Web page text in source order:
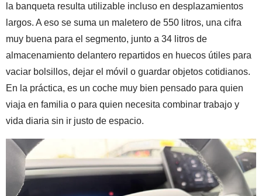
la banqueta resulta utilizable incluso en desplazamientos
largos. A eso se suma un maletero de 550 litros, una cifra
muy buena para el segmento, junto a 34 litros de
almacenamiento delantero repartidos en huecos útiles para
vaciar bolsillos, dejar el móvil o guardar objetos cotidianos.
En la práctica, es un coche muy bien pensado para quien
viaja en familia o para quien necesita combinar trabajo y
vida diaria sin ir justo de espacio.